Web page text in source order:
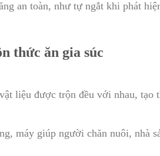
an toàn, như tự ngắt khi phát
thức ăn gia súc
liệu được trộn đều với nhau, tạo
máy giúp người chăn nuôi, nhà